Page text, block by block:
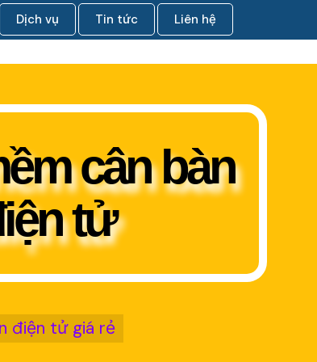
Dịch vụ Tin tức Liên hệ
cân bàn
tử
điện tử giá rẻ